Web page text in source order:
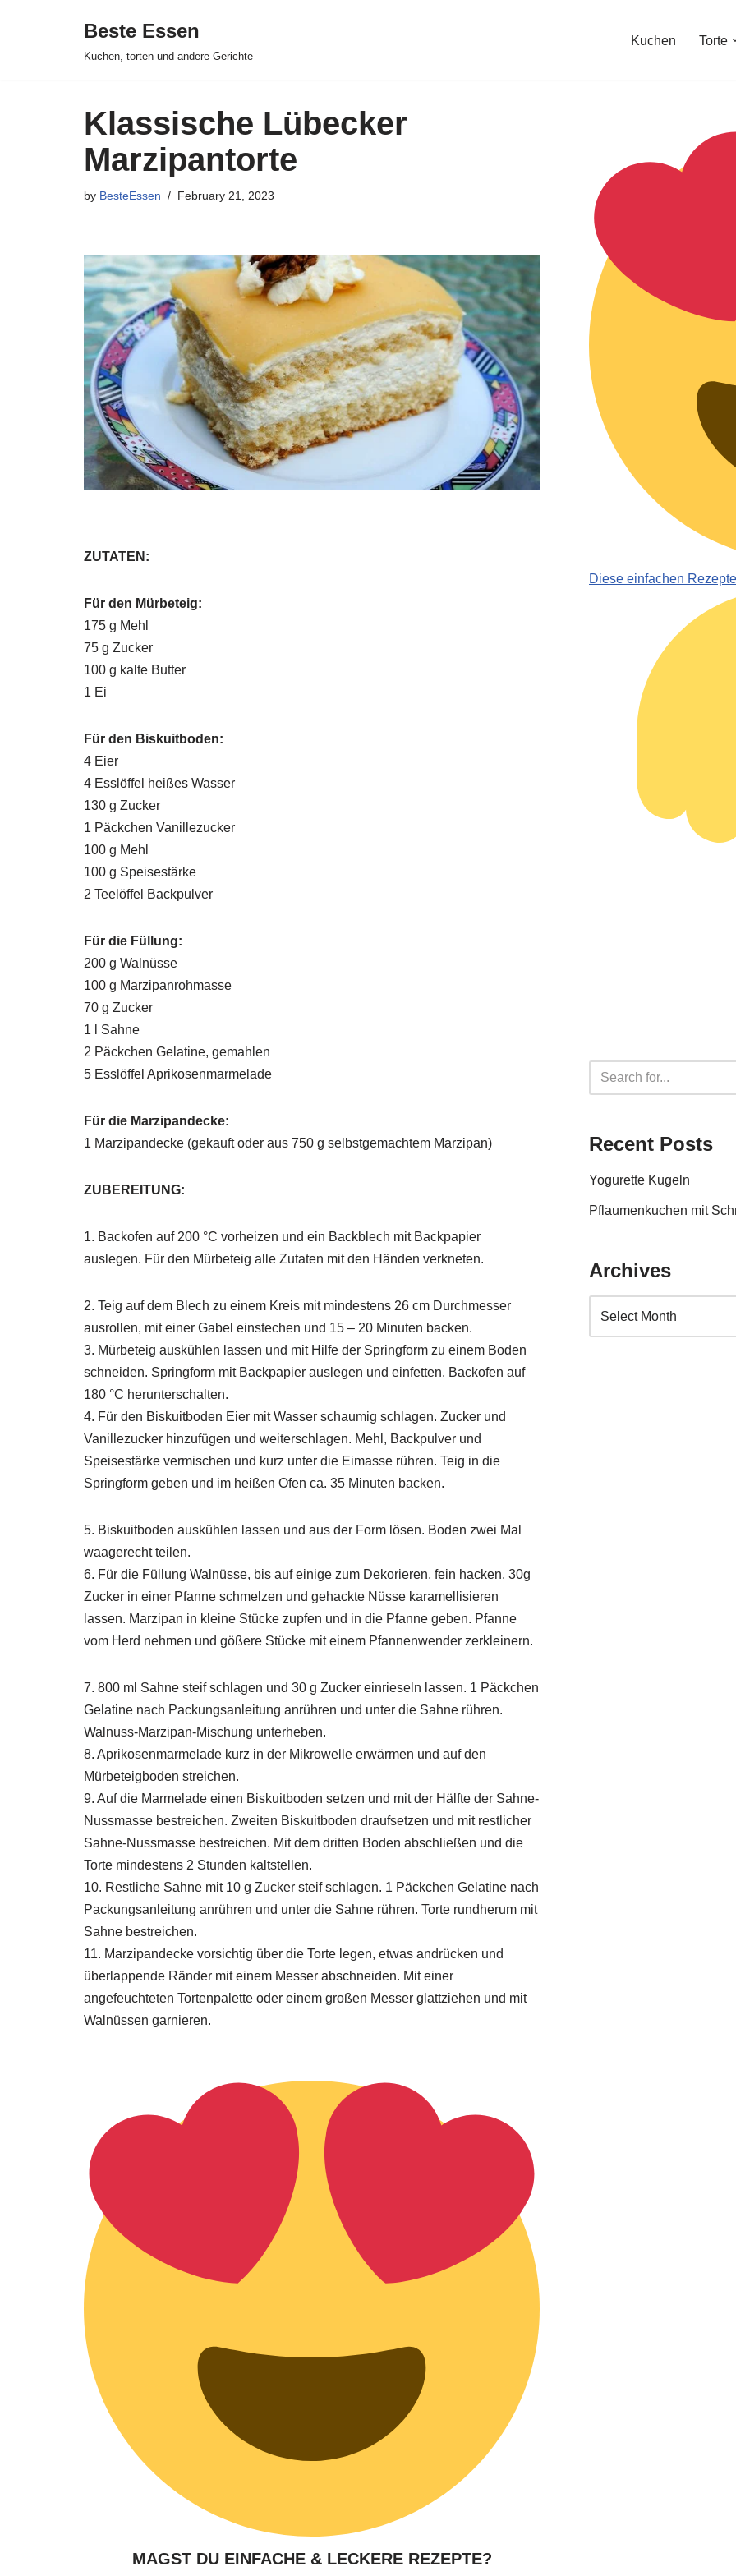
Beste Essen
Kuchen, torten und andere Gerichte
Kuchen Torte
Klassische Lübecker
Marzipantorte
by BesteEssen February 21, 2023
ZUTATEN:
Für den Mürbeteig:
175 g Mehl
75 g Zucker
100 g kalte Butter
1 Ei
Für den Biskuitboden:
4 Eier
4 Esslöffel heißes Wasser
130 g Zucker
1 Päckchen Vanillezucker
100 g Mehl
100 g Speisestärke
2 Teelöffel Backpulver
Für die Füllung:
200 g Walnüsse
100 g Marzipanrohmasse
70 g Zucker
1 l Sahne
2 Päckchen Gelatine, gemahlen
5 Esslöffel Aprikosenmarmelade
Für die Marzipandecke:
1 Marzipandecke (gekauft oder aus 750 g selbstgemachtem Marzipan)
ZUBEREITUNG:
1. Backofen auf 200 °C vorheizen und ein Backblech mit Backpapier
auslegen. Für den Mürbeteig alle Zutaten mit den Händen verkneten.
2. Teig auf dem Blech zu einem Kreis mit mindestens 26 cm Durchmesser
ausrollen, mit einer Gabel einstechen und 15 – 20 Minuten backen.
3. Mürbeteig auskühlen lassen und mit Hilfe der Springform zu einem Boden
schneiden. Springform mit Backpapier auslegen und einfetten. Backofen auf
180 °C herunterschalten.
4. Für den Biskuitboden Eier mit Wasser schaumig schlagen. Zucker und
Vanillezucker hinzufügen und weiterschlagen. Mehl, Backpulver und
Speisestärke vermischen und kurz unter die Eimasse rühren. Teig in die
Springform geben und im heißen Ofen ca. 35 Minuten backen.
5. Biskuitboden auskühlen lassen und aus der Form lösen. Boden zwei Mal
waagerecht teilen.
6. Für die Füllung Walnüsse, bis auf einige zum Dekorieren, fein hacken. 30g
Zucker in einer Pfanne schmelzen und gehackte Nüsse karamellisieren
lassen. Marzipan in kleine Stücke zupfen und in die Pfanne geben. Pfanne
vom Herd nehmen und gößere Stücke mit einem Pfannenwender zerkleinern.
7. 800 ml Sahne steif schlagen und 30 g Zucker einrieseln lassen. 1 Päckchen
Gelatine nach Packungsanleitung anrühren und unter die Sahne rühren.
Walnuss-Marzipan-Mischung unterheben.
8. Aprikosenmarmelade kurz in der Mikrowelle erwärmen und auf den
Mürbeteigboden streichen.
9. Auf die Marmelade einen Biskuitboden setzen und mit der Hälfte der Sahne-
Nussmasse bestreichen. Zweiten Biskuitboden draufsetzen und mit restlicher
Sahne-Nussmasse bestreichen. Mit dem dritten Boden abschließen und die
Torte mindestens 2 Stunden kaltstellen.
10. Restliche Sahne mit 10 g Zucker steif schlagen. 1 Päckchen Gelatine nach
Packungsanleitung anrühren und unter die Sahne rühren. Torte rundherum mit
Sahne bestreichen.
11. Marzipandecke vorsichtig über die Torte legen, etwas andrücken und
überlappende Ränder mit einem Messer abschneiden. Mit einer
angefeuchteten Tortenpalette oder einem großen Messer glattziehen und mit
Walnüssen garnieren.
MAGST DU EINFACHE & LECKERE REZEPTE?
Diese einfachen
Recent Posts
Yogurette Kugeln
Pflaumenkuchen mit
Archives